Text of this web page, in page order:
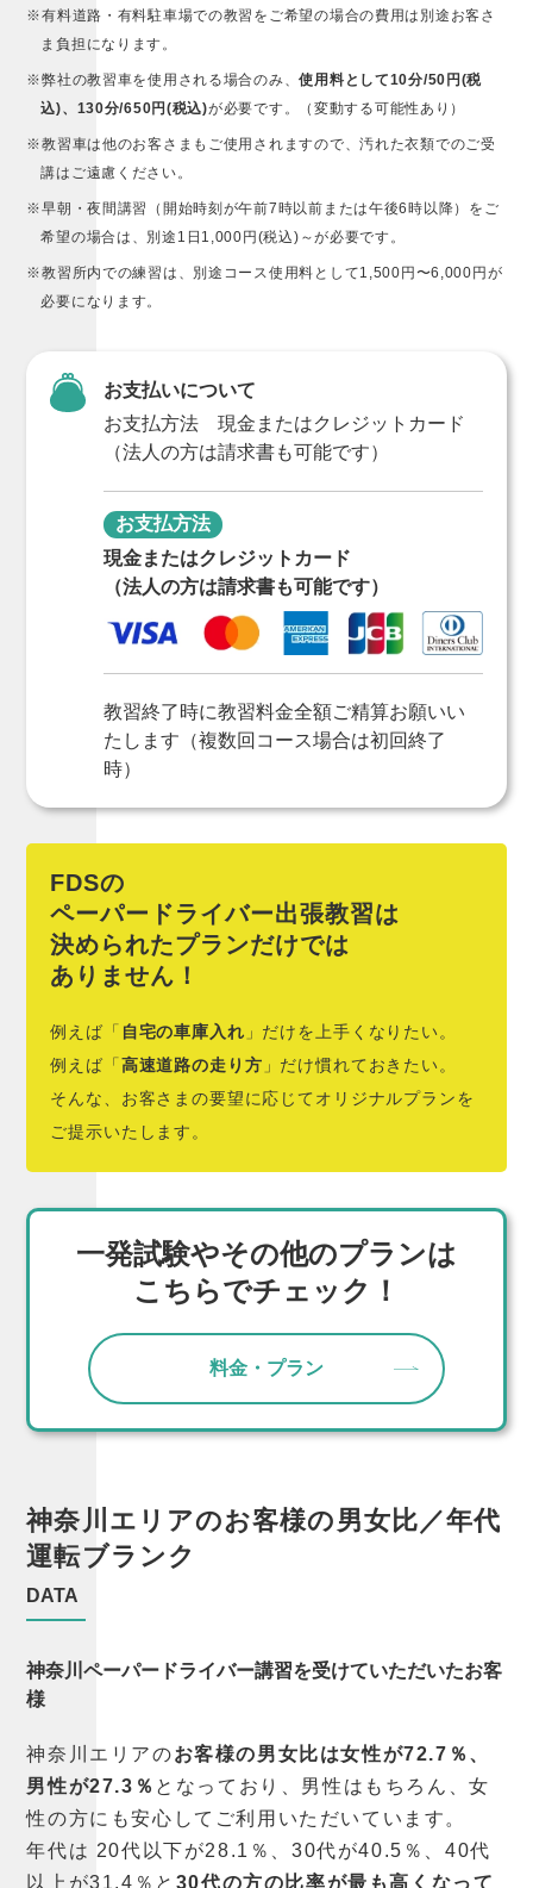
※有料道路・有料駐車場での教習をご希望の場合の費用は別途お客さ
ま負担になります。
※弊社の教習車を使用される場合のみ、使用料として10分/50円(税
込)、130分/650円(税込)が必要です。（変動する可能性あり）
※教習車は他のお客さまもご使用されますので、汚れた衣類でのご受
講はご遠慮ください。
※早朝・夜間講習（開始時刻が午前7時以前または午後6時以降）をご
希望の場合は、別途1日1,000円(税込)～が必要です。
※教習所内での練習は、別途コース使用料として1,500円〜6,000円が
必要になります。
お支払いについて
お支払方法 現金またはクレジットカード
（法人の方は請求書も可能です）
お支払方法
現金またはクレジットカード
（法人の方は請求書も可能です）
教習終了時に教習料金全額ご精算お願いい
たします（複数回コース場合は初回終了
時）
FDSの
ペーパードライバー出張教習は
決められたプランだけでは
ありません！
例えば「 自宅の車庫入れ 」だけを上手くなりたい。
例えば「高速道路の走り方 」だけ慣れておきたい。
そんな、お客さまの要望に応じてオリジナルプランを
ご提示いたします。
一発試験やその他のプランは
こちらでチェック！
料金・プラン
神奈川エリアのお客様の男女比／年代
運転ブランク
DATA
神奈川ペーパードライバー講習を受けていただいたお客
様
神奈川エリアのお客様の男女比は女性が72.7％、
男性が27.3％ となっており、男性はもちろん、女
性の方にも安心してご利用いただいています。
年代は 20代以下が28.1％、30代が40.5％、40代
以上が31.4％と 30代の方の比率が最も高くなって